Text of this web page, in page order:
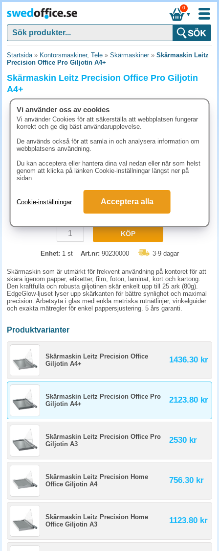
▼
0
Startsida» Kontorsmaskiner, Tele » Skärmaskiner» Skärmaskin Leitz
Precision Office Pro Giljotin A4+
Skärmaskin Leitz Precision Office Pro Giljotin
A4+
2123.80 kr (inkl. moms)
KÖP
Enhet: 1 st Art.nr: 90230000 3-9 dagar
Skärmaskin som är utmärkt för frekvent användning på kontoret för att
skära igenom papper, etiketter, film, foton, laminat, kort och kartong.
Den kraftfulla och robusta giljotinen skär enkelt upp till 25 ark (80g).
EdgeGlow-ljuset lyser upp skärkanten för bättre synlighet och maximal
precision. Arbetsyta i glas med enkla metriska rutnätlinjer, vinkelguider
och exakta mätregler för enkel pappersjustering. 5 års garanti.
Produktvarianter
Skärmaskin Leitz Precision Office
Giljotin A4+
1436.30 kr
Skärmaskin Leitz Precision Office Pro
Giljotin A4+
2123.80 kr
Skärmaskin Leitz Precision Office Pro
Giljotin A3
2530 kr
Skärmaskin Leitz Precision Home
Office Giljotin A4
756.30 kr
Skärmaskin Leitz Precision Home
Office Giljotin A3
1123.80 kr
Vi använder oss av cookies
Vi använder Cookies för att säkerställa att webbplatsen fungerar
korrekt och ge dig bäst användarupplevelse.
De används också för att samla in och analysera information om
webbplatsens användning.
Du kan acceptera eller hantera dina val nedan eller när som helst
genom att klicka på länken Cookie-inställningar längst ner på
sidan.
Cookie-inställningar Acceptera alla